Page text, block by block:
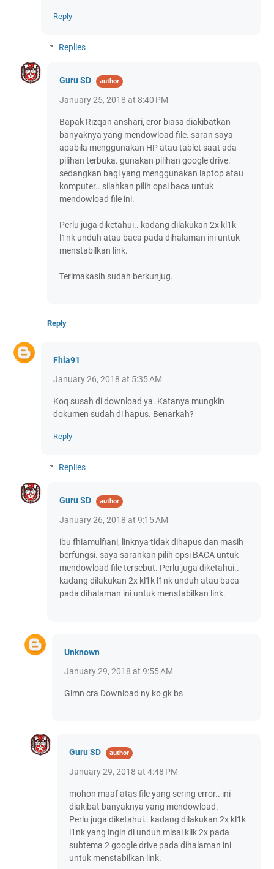
Reply
Replies
Guru SD
January 25, 2018 at 8:40 PM
Bapak Rizqan anshari, eror biasa diakibatkan
banyaknya yang mendowload file. saran saya
apabila menggunakan HP atau tablet saat ada
pilihan terbuka. gunakan pilihan google drive.
sedangkan bagi yang menggunakan laptop atau
komputer.. silahkan pilih opsi baca untuk
mendowload file ini.
Perlu juga diketahui.. kadang dilakukan 2x kl1k
l1nk unduh atau baca pada dihalaman ini untuk
menstabilkan link.
Terimakasih sudah berkunjug.
Reply
Fhia91
January 26, 2018 at 5:35 AM
Koq susah di download ya. Katanya mungkin
dokumen sudah di hapus. Benarkah?
Reply
Replies
Guru SD
January 26, 2018 at 9:15 AM
ibu fhiamulfiani, linknya tidak dihapus dan masih
berfungsi. saya sarankan pilih opsi BACA untuk
mendowload file tersebut. Perlu juga diketahui..
kadang dilakukan 2x kl1k l1nk unduh atau baca
pada dihalaman ini untuk menstabilkan link.
Unknown
January 29, 2018 at 9:55 AM
Gimn cra Download ny ko gk bs
Guru SD
January 29, 2018 at 4:48 PM
mohon maaf atas file yang sering error.. ini
diakibat banyaknya yang mendowload.
Perlu juga diketahui.. kadang dilakukan 2x kl1k
l1nk yang ingin di unduh misal klik 2x pada
subtema 2 google drive pada dihalaman ini
untuk menstabilkan link.